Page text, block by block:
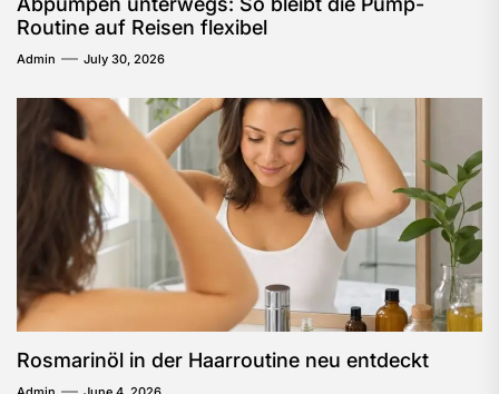
Routine auf Reisen flexibel
Admin July 30, 2026
Rosmarinöl in der Haarroutine neu entdeckt